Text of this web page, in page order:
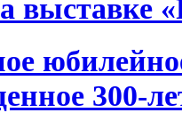
выставке
300-